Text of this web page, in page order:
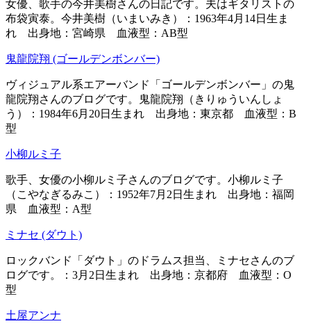
女優、歌手の今井美樹さんの日記です。夫はギタリストの
布袋寅泰。今井美樹（いまいみき）：1963年4月14日生ま
れ 出身地：宮崎県 血液型：AB型
鬼龍院翔 (ゴールデンボンバー)
ヴィジュアル系エアーバンド「ゴールデンボンバー」の鬼
龍院翔さんのブログです。鬼龍院翔（きりゅういんしょ
う）：1984年6月20日生まれ 出身地：東京都 血液型：B
型
小柳ルミ子
歌手、女優の小柳ルミ子さんのブログです。小柳ルミ子
（こやなぎるみこ）：1952年7月2日生まれ 出身地：福岡
県 血液型：A型
ミナセ (ダウト)
ロックバンド「ダウト」のドラムス担当、ミナセさんのブ
ログです。：3月2日生まれ 出身地：京都府 血液型：O
型
土屋アンナ